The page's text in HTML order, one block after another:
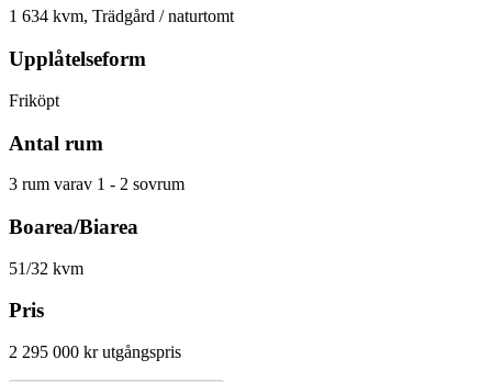
1 634 kvm, Trädgård / naturtomt
Upplåtelseform
Friköpt
Antal rum
3 rum varav 1 - 2 sovrum
Boarea/Biarea
51/32 kvm
Pris
2 295 000 kr utgångspris